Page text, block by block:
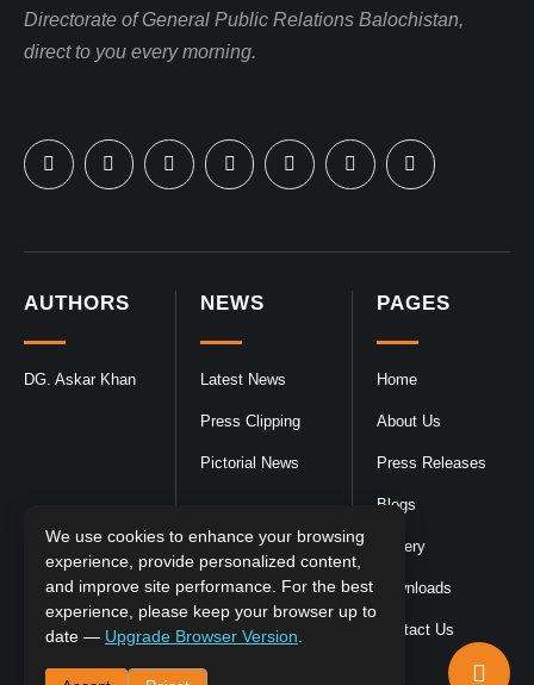
PAGES
Home
About Us
Press Releases
Blogs
Gallery
Downloads
Contact Us
NEWS
Latest News
Press Clipping
Pictorial News
AUTHORS
DG. Askar Khan
Directorate of General Public Relations Balochistan,
direct to you every morning.
We use cookies to enhance your browsing
experience, provide personalized content,
and improve site performance. For the best
experience, please keep your browser up to
date — Upgrade Browser Version